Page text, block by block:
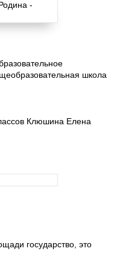
школа
Клюшина Елена
государство, это